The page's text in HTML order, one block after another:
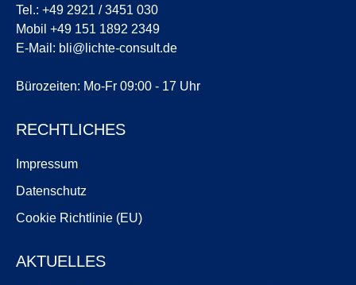
einem
neuen
geöffnet
einem
neuen
geöffnet
Tel.: +49 2921 / 3451 030
Mobil +49 151 1892 2349
E-Mail: bli@lichte-consult.de
Bürozeiten: Mo-Fr 09:00 - 17 Uhr
RECHTLICHES
Impressum
Datenschutz
Cookie Richtlinie (EU)
AKTUELLES